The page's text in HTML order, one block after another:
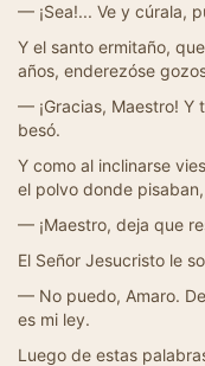
— ¡Sea!... Ve y cúrala,
Y el santo ermitaño,
años, enderezóse
— ¡Gracias, Maestro! Y
besó.
Y como al inclinarse
el polvo donde
— ¡Maestro, deja que
El Señor Jesucristo le
— No puedo, Amaro.
es mi ley.
Luego de estas